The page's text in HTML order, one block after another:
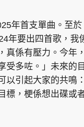
年首支單曲。至
年要出四首歌，我
係有壓力。今年
受多咗。」未來的
以引起大家的共鳴
，梗係想出碟或